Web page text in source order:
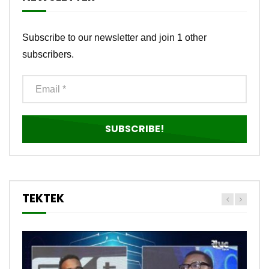
Subscribe to our newsletter and join 1 other
subscribers.
TEKTEK